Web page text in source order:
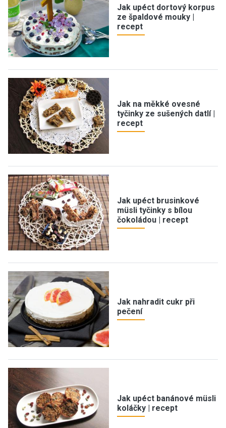
Jak upéct dortový korpus
ze špaldové mouky |
recept
Jak na měkké ovesné
tyčinky ze sušených datlí |
recept
Jak upéct brusinkové
müsli tyčinky s bílou
čokoládou | recept
Jak nahradit cukr při
pečení
Jak upéct banánové müsli
koláčky | recept